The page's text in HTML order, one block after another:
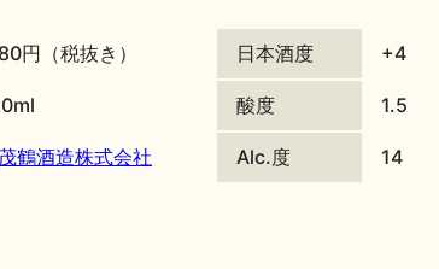
円（税抜き）
鶴酒造株式会社
日本酒度 +4
酸度 1.5
Alc.度 14